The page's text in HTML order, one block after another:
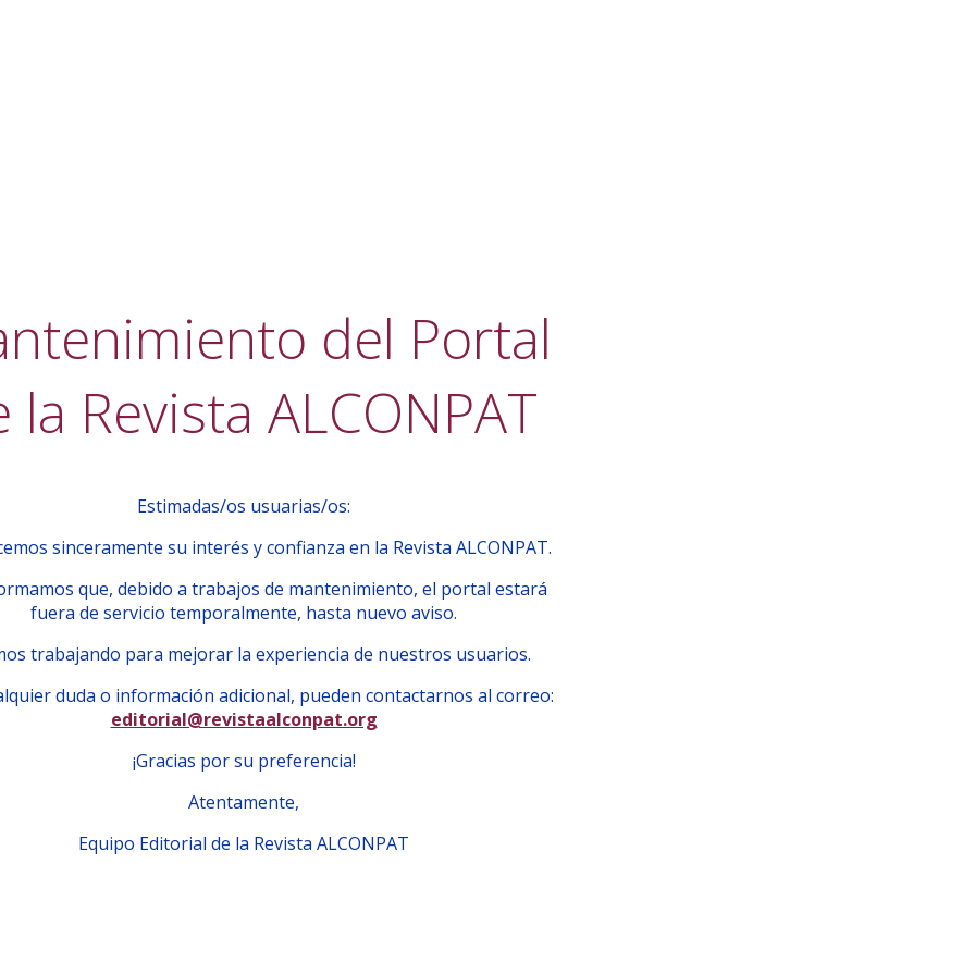
del Portal
la Revista ALCONPAT
Estimadas/os usuarias/os:
sinceramente su interés y confianza en la Revista ALCONPAT.
que, debido a trabajos de mantenimiento, el portal estará
fuera de servicio temporalmente, hasta nuevo aviso.
trabajando para mejorar la experiencia de nuestros usuarios.
duda o información adicional, pueden contactarnos al correo:
editorial@revistaalconpat.org
¡Gracias por su preferencia!
Atentamente,
Equipo Editorial de la Revista ALCONPAT